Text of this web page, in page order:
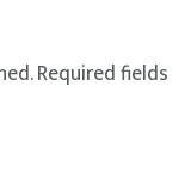
Required fields